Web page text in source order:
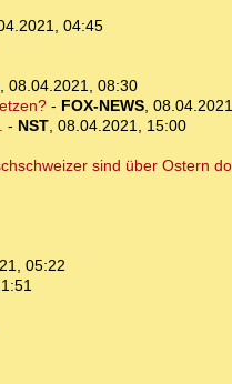
04:45
, 08.04.2021, 08:30
- FOX-NEWS,
- NST, 08.04.2021, 15:00
sind über Ostern
05:22